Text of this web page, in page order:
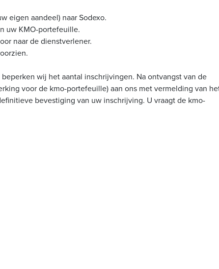
eigen aandeel) naar Sodexo.
uw KMO-portefeuille.
naar de dienstverlener.
wij het aantal inschrijvingen. Na ontvangst van de
voor de kmo-portefeuille) aan ons met vermelding van
bevestiging van uw inschrijving. U vraagt de kmo-